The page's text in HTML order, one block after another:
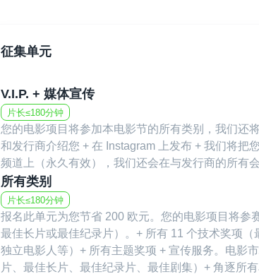
War of Films国际电影节秉
机会不仅仅取决于是否获奖
会。这让你可以更灵活地规
此外，我们还与一个
? https://
征集单元
V.I.P. + 媒体宣传
片长≤180分钟
您的电影项目将参加本电影节的所有类别，我们还
和发行商介绍您 + 在 Instagram 上发布 + 我们将把
频道上（永久有效），我们还会在与发行商的所有
所有类别
片长≤180分钟
报名此单元为您节省 200 欧元。您的电影项目将参
最佳长片或最佳纪录片）。+ 所有 11 个技术奖项
独立电影人等）+ 所有主题奖项 + 宣传服务。电影
片、最佳长片、最佳纪录片、最佳剧集）+ 角逐所